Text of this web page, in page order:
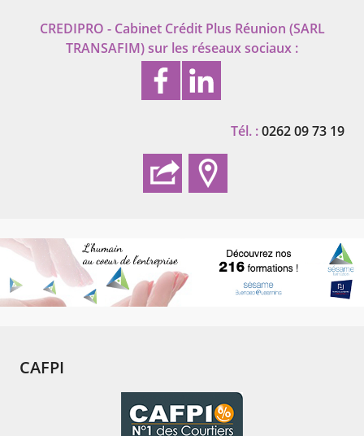
CREDIPRO - Cabinet Crédit Plus Réunion (SARL
TRANSAFIM)sur les réseaux sociaux :
Tél. :0262 09 73 19
CAFPI